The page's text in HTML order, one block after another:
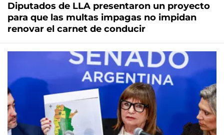
Diputados de LLA presentaron un proyecto
para que las multas impagas no impidan
renovar el carnet de conducir